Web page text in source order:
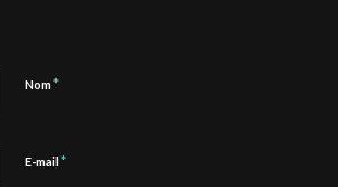
Nom*
E-mail *